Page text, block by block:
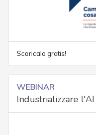
Scaricalo gratis!
WEBINAR
Industrializzare